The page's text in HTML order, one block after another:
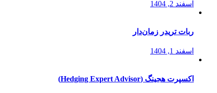
اسفند 2, 1404
ربات تریدر زمان‌دار
اسفند 1, 1404
اکسپرت هجینگ (Hedging Expert Advisor)